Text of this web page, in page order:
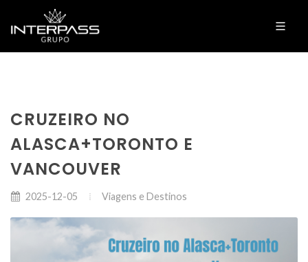
CRUZEIRO NO
ALASCA+TORONTO E
VANCOUVER
2025-12-05 Viagens e Destinos